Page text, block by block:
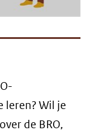
leren? Wil je
de BRO,